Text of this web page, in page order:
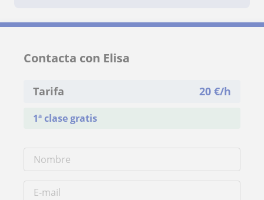
Contacta con Elisa
Tarifa 20 €/h
1ª clase gratis